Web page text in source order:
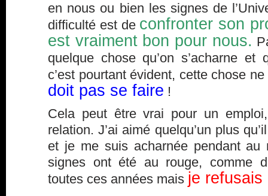
en nous ou bien les signes de
difficulté est de confronter son
est vraiment bon pour nous.
quelque chose qu’on s’acharne et
c’est pourtant évident, cette chose
doit pas se faire !
Cela peut être vrai pour un
relation. J’ai aimé quelqu’un plus
et je me suis acharnée pendant au
signes ont été au rouge, comme
toutes ces années mais je refusais